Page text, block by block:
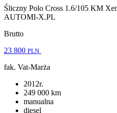
Śliczny Polo Cross 1.6/105 KM
AUTOMI-X.PL
Brutto
23 800 PLN
fak. Vat-Marża
2012r.
249 000 km
manualna
diesel